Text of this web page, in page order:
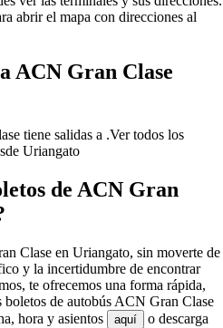
abrir el mapa con direcciones al
ACN Gran Clase
tiene salidas a .Ver todos los
Uriangato
de ACN Gran
Clase en Uriangato, sin moverte de
y la incertidumbre de encontrar
te ofrecemos una forma rápida,
boletos de autobús ACN Gran Clase
hora y asientos
aquí
o descarga